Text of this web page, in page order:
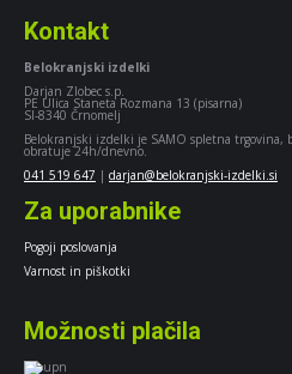
Kontakt
Belokranjski izdelki
Darjan Zlobec s.p.
PE Ulica Staneta Rozmana 13 (pisarna)
SI-8340 Črnomelj
Belokranjski izdelki je SAMO spletna trgovina,
obratuje 24h/dnevno.
041 519 647 | darjan@belokranjski-izdelki.si
Za uporabnike
Pogoji poslovanja
Varnost in piškotki
Možnosti plačila